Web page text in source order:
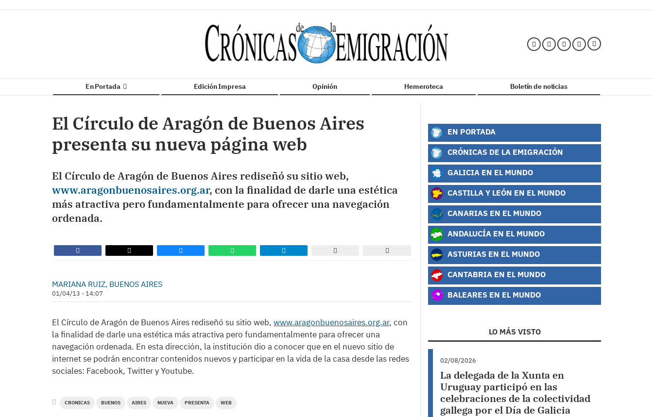
En Portada Edición Impresa Opinión Hemeroteca Boletín de noticias
El Círculo de Aragón de Buenos Aires
presenta su nueva página web
El Círculo de Aragón de Buenos Aires rediseñó su sitio web,
www.aragonbuenosaires.org.ar, con la finalidad de darle una estética
más atractiva pero fundamentalmente para ofrecer una navegación
ordenada.
MARIANA RUIZ, BUENOS AIRES
01/04/13 - 14:07
El Círculo de Aragón de Buenos Aires rediseñó su sitio web, www.aragonbuenosaires.org.ar, con
la finalidad de darle una estética más atractiva pero fundamentalmente para ofrecer una
navegación ordenada. En esta dirección, la institución dio a conocer que en el nuevo sitio de
internet se podrán encontrar contenidos nuevos y participar en la vida de la casa desde las redes
sociales: Facebook, Twitter y Youtube.
CRONICAS BUENOS AIRES NUEVA PRESENTA WEB
EN PORTADA
CRÓNICAS DE LA EMIGRACIÓN
GALICIA EN EL MUNDO
CASTILLA Y LEÓN EN EL MUNDO
CANARIAS EN EL MUNDO
ANDALUCÍA EN EL MUNDO
ASTURIAS EN EL MUNDO
CANTABRIA EN EL MUNDO
BALEARES EN EL MUNDO
LO MÁS VISTO
02/08/2026
La delegada de la Xunta en
Uruguay participó en las
celebraciones de la colectividad
gallega por el Día de Galicia